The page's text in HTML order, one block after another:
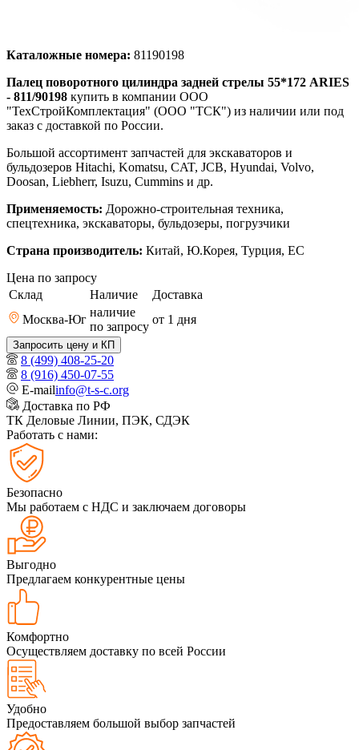
Каталожные номера: 81190198
Палец поворотного цилиндра задней стрелы 55*172 ARIES
- 811/90198 купить в компании ООО
"ТехСтройКомплектация" (ООО "ТСК") из наличии или под
заказ с доставкой по России.
Большой ассортимент запчастей для экскаваторов и
бульдозеров Hitachi, Komatsu, CAT, JCB, Hyundai, Volvo,
Doosan, Liebherr, Isuzu, Cummins и др.
Применяемость: Дорожно-строительная техника,
спецтехника, экскаваторы, бульдозеры, погрузчики
Страна производитель: Китай, Ю.Корея, Турция, ЕС
Цена по запросу
Склад
Наличие
Доставка
Москва-Юг
наличие
по запросу
от 1 дня
Запросить цену и КП
8 (499) 408-25-20
8 (916) 450-07-55
E-mailinfo@t-s-c.org
Доставка по РФ
ТК Деловые Линии, ПЭК, СДЭК
Работать с нами:
Безопасно
Мы работаем с НДС и заключаем договоры
Выгодно
Предлагаем конкурентные цены
Комфортно
Осуществляем доставку по всей России
Удобно
Предоставляем большой выбор запчастей